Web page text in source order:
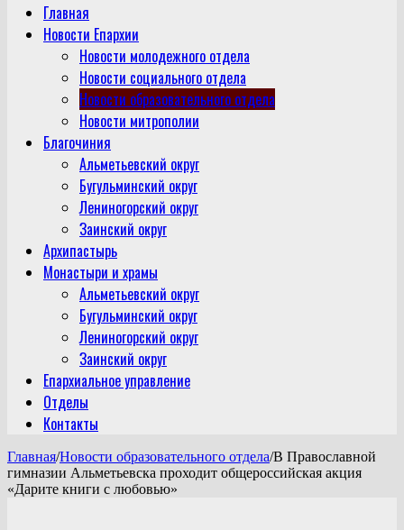
Главная
Новости Епархии
Новости молодежного отдела
Новости социального отдела
Новости образовательного отдела
Новости митрополии
Благочиния
Альметьевский округ
Бугульминский округ
Лениногорский округ
Заинский округ
Архипастырь
Монастыри и храмы
Альметьевский округ
Бугульминский округ
Лениногорский округ
Заинский округ
Епархиальное управление
Отделы
Контакты
Главная/Новости образовательного отдела/В Православной
гимназии Альметьевска проходит общероссийская акция
«Дарите книги с любовью»